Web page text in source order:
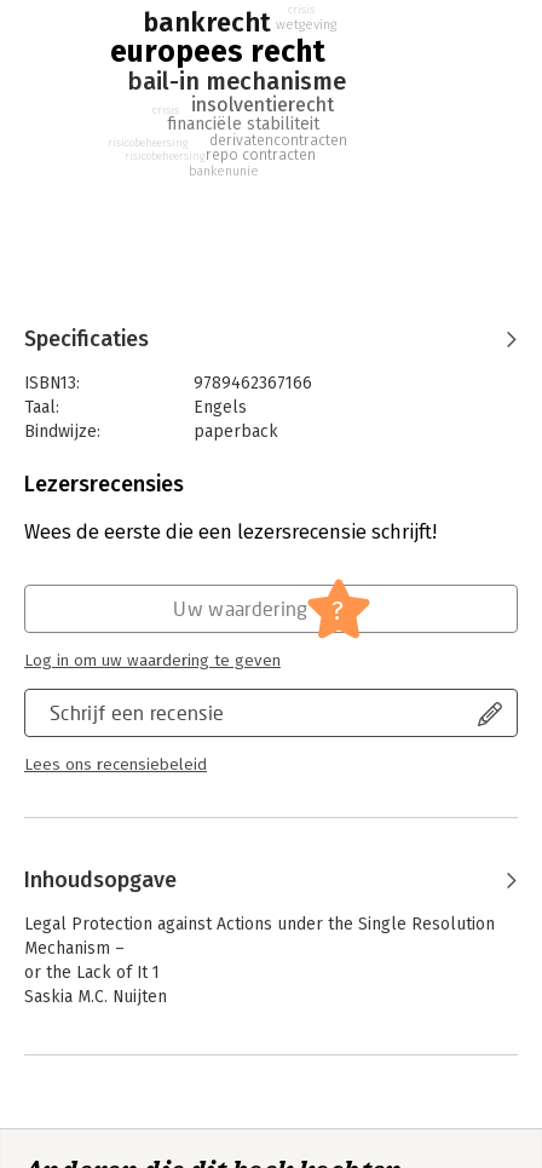
legal protection offered to stakeholders against intervention
under the Single Resolution Mechanism - or the lack thereof.
Finally, Clancy considers the potential use of the new
resolution tools in the context of counterparties, in particular
repo and derivative counterparties to a financial institution.
europees recht
bankrecht
bail-in mechanisme
insolventierecht
financiële stabiliteit
derivatencontracten
repo contracten
bankenunie
wetgeving
risicobeheersing
crisis
risicobeheersing
crisis
Specificaties
ISBN13:
9789462367166
Taal:
Engels
Bindwijze:
paperback
Uitgever:
Verschijningsdatum:
14-2-2017
Faillissementsrecht / Insolventierecht
Lezersrecensies
Wees de eerste die een lezersrecensie schrijft!
Schrijf een recensie
Lees ons recensiebeleid
Uw waardering ?
Log in om uw waardering te geven
Inhoudsopgave
Legal Protection against Actions under the Single Resolution
Mechanism –
or the Lack of It 1
Saskia M.C. Nuijten